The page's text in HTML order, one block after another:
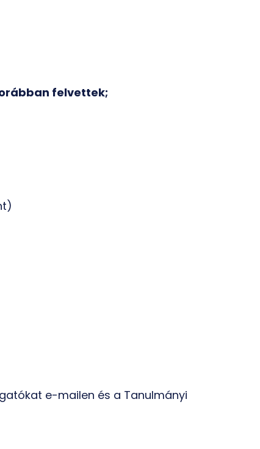
felvettek;
e-mailen és a Tanulmányi